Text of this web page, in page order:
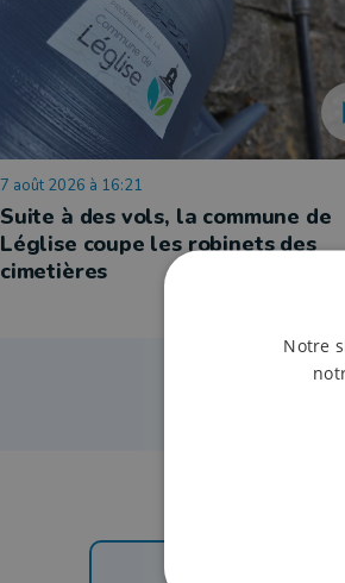
7 août 2026 à 16:21
Suite à des vols, la commune de
Léglise coupe les robinets des
cimetières
Notre